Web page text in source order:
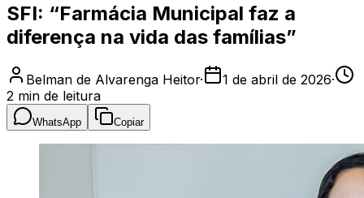
SFI: “Farmácia Municipal faz a
diferença na vida das famílias”
Belman de Alvarenga Heitor· 1 de abril de 2026·
2 min de leitura
WhatsApp Copiar